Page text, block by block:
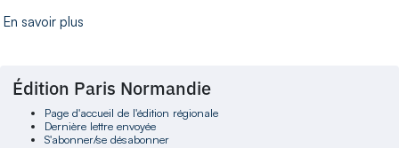
En savoir plus
Édition Paris Normandie
Page d'accueil de l'édition régionale
Dernière lettre envoyée
S'abonner/se désabonner